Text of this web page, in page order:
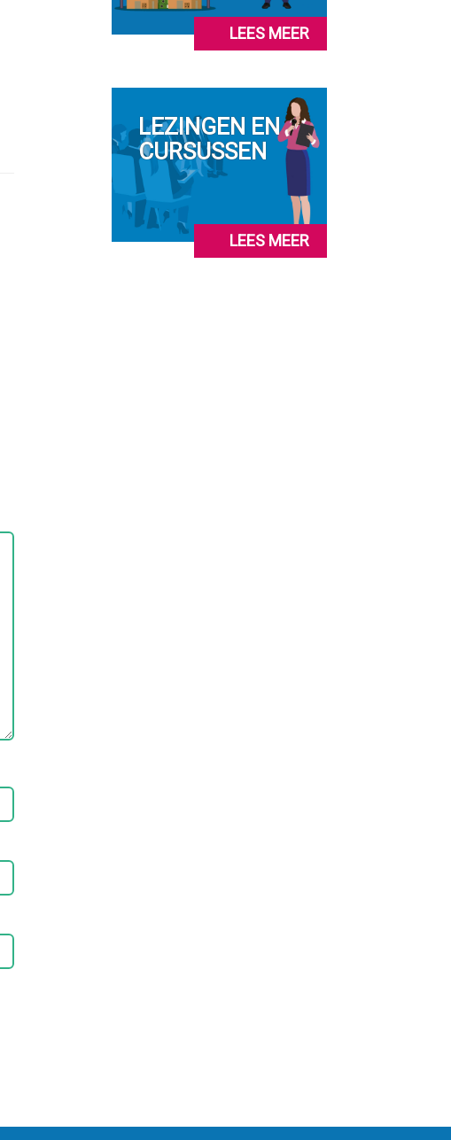
LEES MEER
LEZINGEN EN
CURSUSSEN
LEES MEER